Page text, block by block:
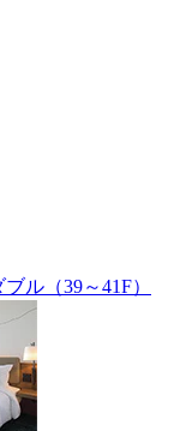
ル（39～41F）